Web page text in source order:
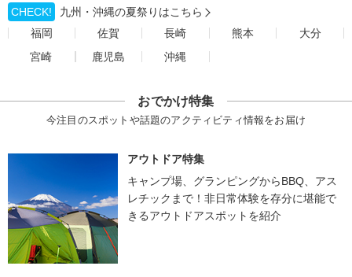
CHECK!
九州・沖縄の夏祭りはこちら
福岡
佐賀 長崎 熊本
大分
宮崎
鹿児島 沖縄
おでかけ特集
今注目のスポットや話題のアクティビティ情報をお届け
アウトドア特集
キャンプ場、グランピングからBBQ、アス
レチックまで！非日常体験を存分に堪能で
きるアウトドアスポットを紹介